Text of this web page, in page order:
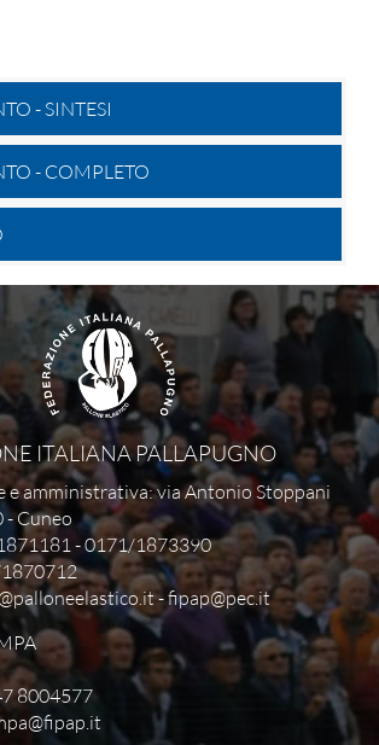
- SINTESI
- COMPLETO
ITALIANA PALLAPUGNO
e amministrativa: via Antonio Stoppani
Cuneo
- 0171/1873390
-fipap@pec.it
8004577